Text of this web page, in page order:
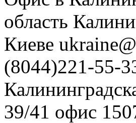
область
Киеве
(8044)221-55-
39/41 офис